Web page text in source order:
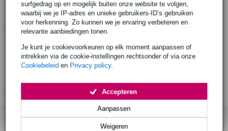
surfgedrag op en mogelijk buiten onze website te volgen,
waarbij we je IP-adres en unieke gebruikers-ID’s gebruiken
voor herkenning. Zo kunnen we je ervaring verbeteren en
relevante aanbiedingen tonen.
Je kunt je cookievoorkeuren op elk moment aanpassen of
intrekken via de cookie-instellingen rechtsonder of via onze
Cookiebeleid en Privacy policy.
Weigeren
Aanpassen
Accepteren
€ 12,45 eenmalig
Productinformatie
geproduceerd in Europa volgens strenge eisen
gefabriceerd door een fabrikant met meer dan 20 jaar ervaring
Bekijk alle productspecificaties
Bekijk ook eens (1)